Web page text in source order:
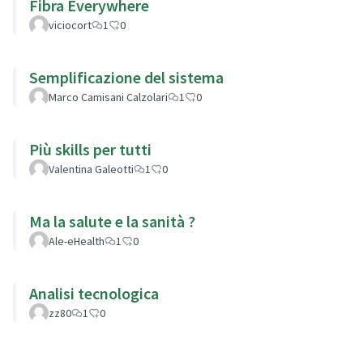
Fibra Everywhere
viciocort 1 0
Semplificazione del sistema
Marco Camisani Calzolari 1 0
Più skills per tutti
Valentina Galeotti 1 0
Ma la salute e la sanità ?
Ale-eHealth 1 0
Analisi tecnologica
zz80 1 0